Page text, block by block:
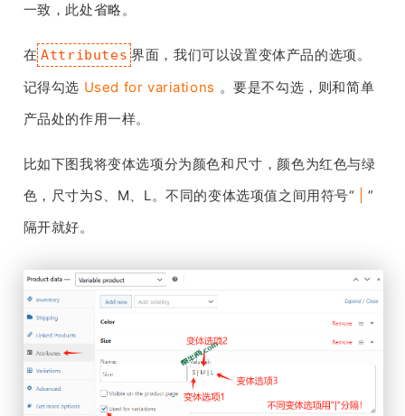
一致，此处省略。
在 Attributes 界面，我们可以设置变体产品的选项。
记得勾选 Used for variations 。要是不勾选，则和简单
产品处的作用一样。
比如下图我将变体选项分为颜色和尺寸，颜色为红色与绿
色，尺寸为S、M、L。不同的变体选项值之间用符号“
”
隔开就好。